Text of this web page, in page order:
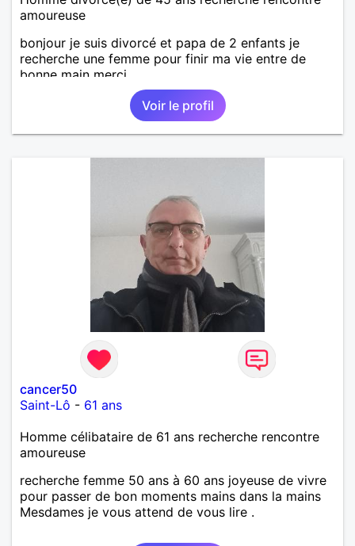
amoureuse
bonjour je suis divorcé et papa de 2 enfants je
recherche une femme pour finir ma vie entre de
bonne main merci
Voir le profil
cancer50
Saint-Lô - 61 ans
Homme célibataire de 61 ans recherche rencontre
amoureuse
recherche femme 50 ans à 60 ans joyeuse de vivre
pour passer de bon moments mains dans la mains
Mesdames je vous attend de vous lire .